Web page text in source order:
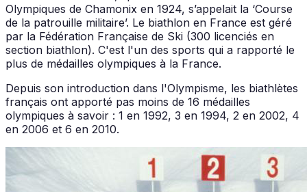
Olympiques de Chamonix en 1924, s’appelait la ‘Course
de la patrouille militaire’. Le biathlon en France est géré
par la Fédération Française de Ski (300 licenciés en
section biathlon). C'est l'un des sports qui a rapporté le
plus de médailles olympiques à la France.
Depuis son introduction dans l'Olympisme, les biathlètes
français ont apporté pas moins de 16 médailles
olympiques à savoir : 1 en 1992, 3 en 1994, 2 en 2002, 4
en 2006 et 6 en 2010.